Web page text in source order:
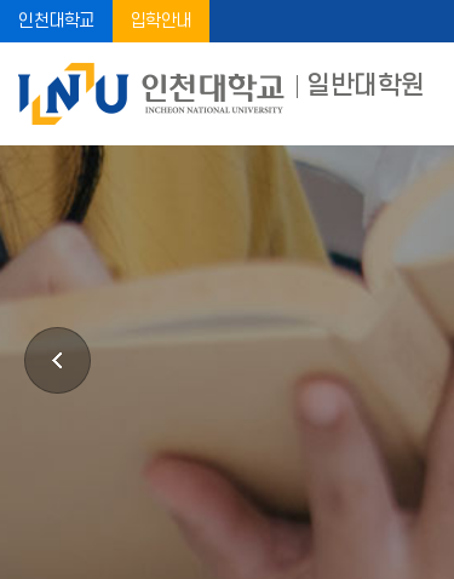
인천대학교 입학안내
일반대학원